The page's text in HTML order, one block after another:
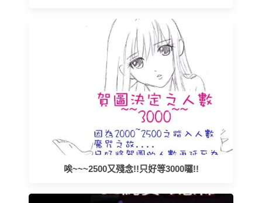
唉~~~2500又殘念!!只好等3000囉!!